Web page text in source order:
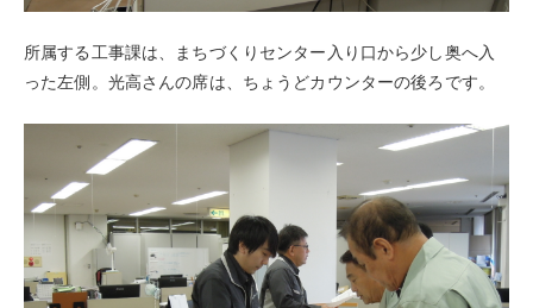
所属する工事課は、まちづくりセンター入り口から少し奥へ入
った左側。光高さんの席は、ちょうどカウンターの後ろです。